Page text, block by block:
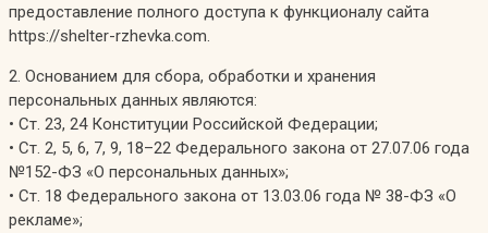
предоставление полного доступа к функционалу сайта
https://shelter-rzhevka.com.
2. Основанием для сбора, обработки и хранения
персональных данных являются:
• Ст. 23, 24 Конституции Российской Федерации;
• Ст. 2, 5, 6, 7, 9, 18–22 Федерального закона от 27.07.06 года
№152-ФЗ «О персональных данных»;
• Ст. 18 Федерального закона от 13.03.06 года № 38-ФЗ «О
рекламе»;